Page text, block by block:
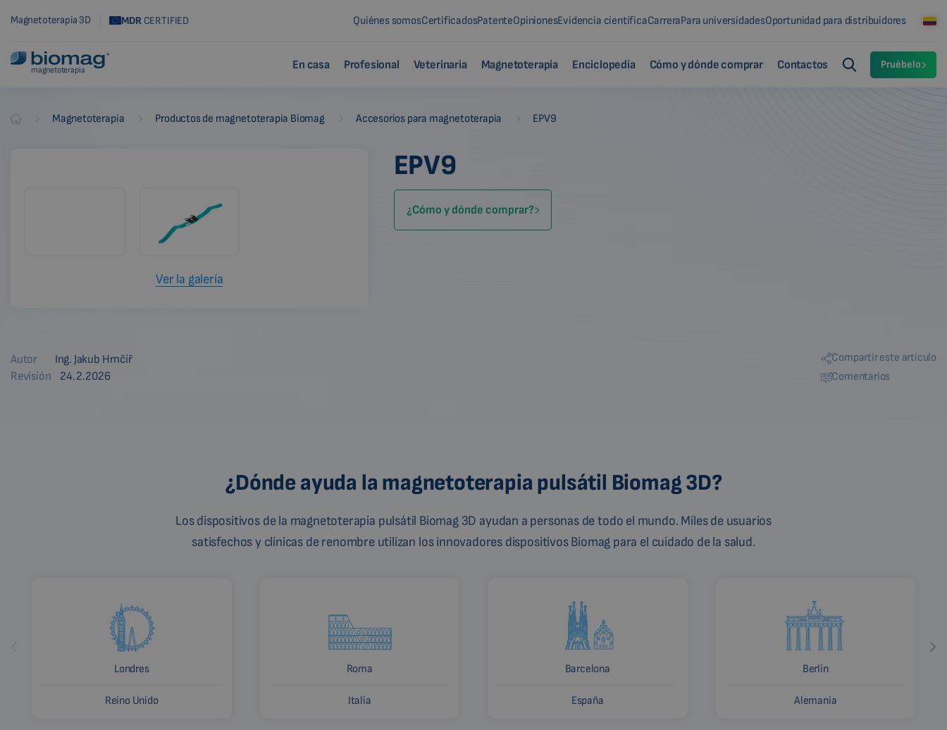
Magnetoterapia 3D MDRCERTIFIED Quiénes somosCertificadosPatenteOpinionesEvidencia científicaCarreraPara universidadesOportunidad para distribuidores
magnetoterapia En casa Profesional Veterinaria Magnetoterapia Enciclopedia Cómo y dónde comprar Contactos Pruébelo
Biomag Magnetoterapia Productos de magnetoterapia Biomag Accesorios para magnetoterapia EPV9
Ver la galería
EPV9
¿Cómo y dónde comprar?
Autor
Ing. Jakub Hrnčíř
Revisión
24.2.2026
Compartir este artículo
Comentarios
¿Dónde ayuda la magnetoterapia pulsátil Biomag 3D?
Los dispositivos de la magnetoterapia pulsátil Biomag 3D ayudan a personas de todo el mundo. Miles de usuarios
satisfechos y clínicas de renombre utilizan los innovadores dispositivos Biomag para el cuidado de la salud.
Londres
Reino Unido
Roma
Italia
Barcelona
España
Berlín
Alemania